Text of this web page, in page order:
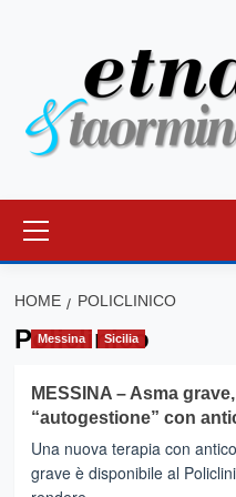
principale
HOME POLICLINICO
Policlinico
Messina Sicilia
MESSINA – Asma
“autogestione” con
Una nuova terapia con
grave è disponibile al